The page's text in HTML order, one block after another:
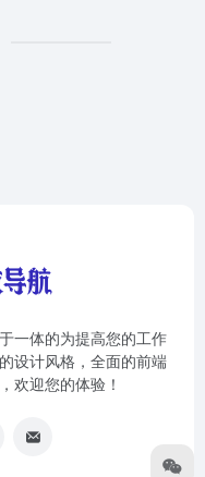
一体的为提高您的工作
设计风格，全面的前端
欢迎您的体验！